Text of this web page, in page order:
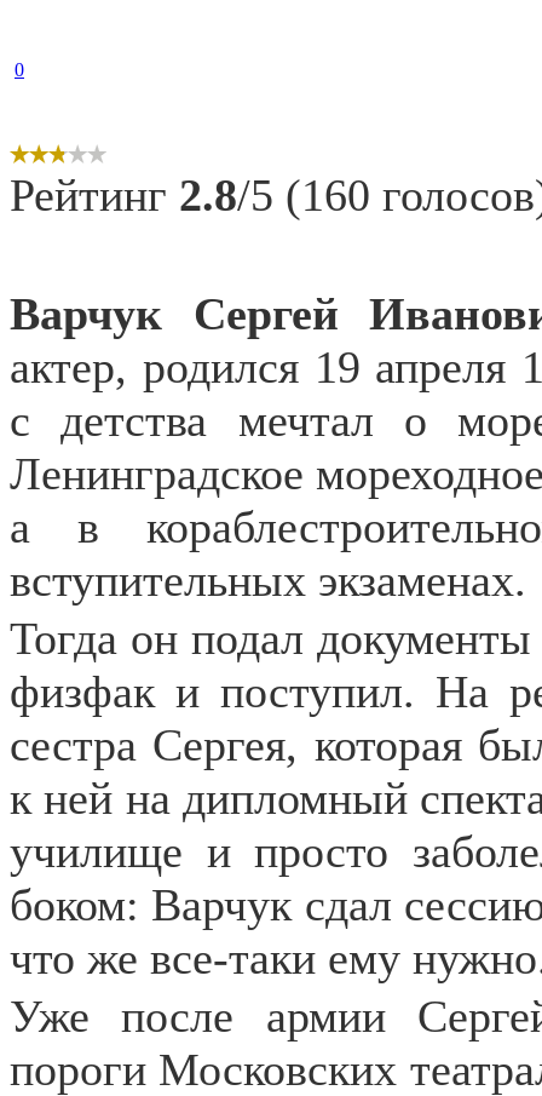
0
Рейтинг 2.8/5 (160
Варчук Сергей
актер, родился 19 апреля
с детства мечтал о
Ленинградское
а в
вступительных экзаменах.
Тогда он подал
физфак и поступил. На
сестра Сергея, которая
к ней на дипломный
училище и просто
боком: Варчук сдал
что же все-таки ему
Уже после армии
пороги Московских